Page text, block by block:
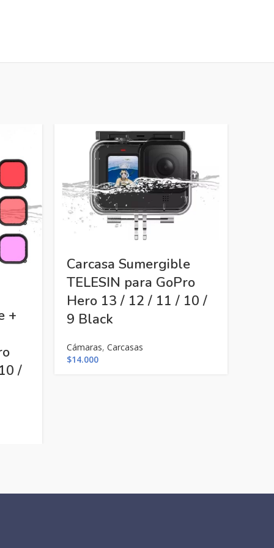
+
/
Carcasa Sumergible
TELESIN para GoPro
Hero 13 / 12 / 11 / 10 /
9 Black
Cámaras, Carcasas
$14.000